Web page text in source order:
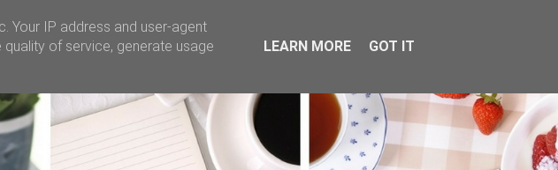
Your IP address and user-agent
of service, generate usage
LEARN MORE GOT IT